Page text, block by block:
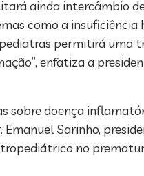
ainda intercâmbio
como a
permitirá uma
enfatiza a
sobre doença
Sarinho,
no